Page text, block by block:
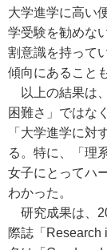
大学進学に高い
学受験を勧めな
割意識を持って
傾向にあること
以上の結果は
困難さ」ではな
「大学進学に対
る。特に、「理
女子にとってハ
わかった。
研究成果は、
際誌「Research